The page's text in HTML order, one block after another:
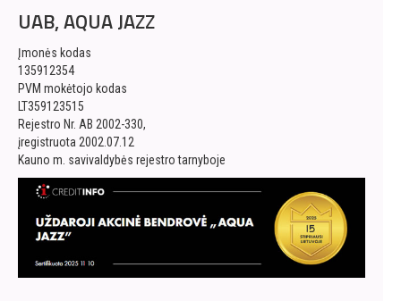
UAB, AQUA JAZZ
Įmonės kodas
135912354
PVM mokėtojo kodas
LT359123515
Rejestro Nr. AB 2002-330,
įregistruota 2002.07.12
Kauno m. savivaldybės rejestro tarnyboje